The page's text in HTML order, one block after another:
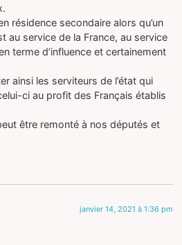
résidence secondaire alors qu’un
au service de la France, au service
terme d’influence et certainement
ainsi les serviteurs de l’état qui
ci au profit des Français établis
être remonté à nos députés et
janvier 14, 2021 à 1:36 pm